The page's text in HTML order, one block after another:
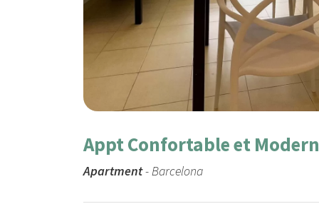
Appt Confortable et
Apartment- Barcelona